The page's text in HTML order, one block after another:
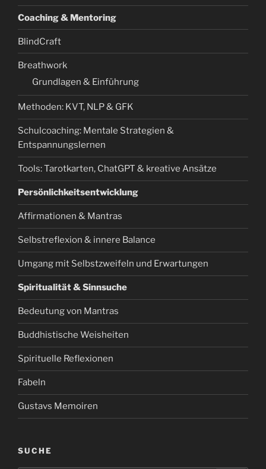
Coaching & Mentoring
BlindCraft
Breathwork
Grundlagen & Einführung
Methoden: KVT, NLP & GFK
Schulcoaching: Mentale Strategien &
Entspannungslernen
Tools: Tarotkarten, ChatGPT & kreative Ansätze
Persönlichkeitsentwicklung
Affirmationen & Mantras
Selbstreflexion & innere Balance
Umgang mit Selbstzweifeln und Erwartungen
Spiritualität & Sinnsuche
Bedeutung von Mantras
Buddhistische Weisheiten
Spirituelle Reflexionen
Fabeln
Gustavs Memoiren
SUCHE